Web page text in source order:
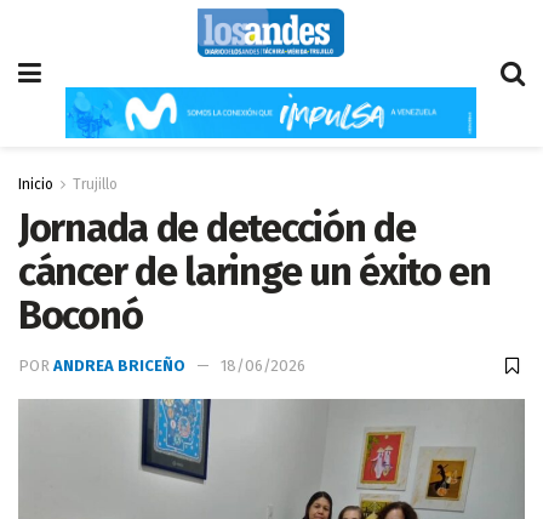
Inicio Trujillo
Jornada de detección de
cáncer de laringe un éxito en
Boconó
POR ANDREA BRICEÑO 18/06/2026